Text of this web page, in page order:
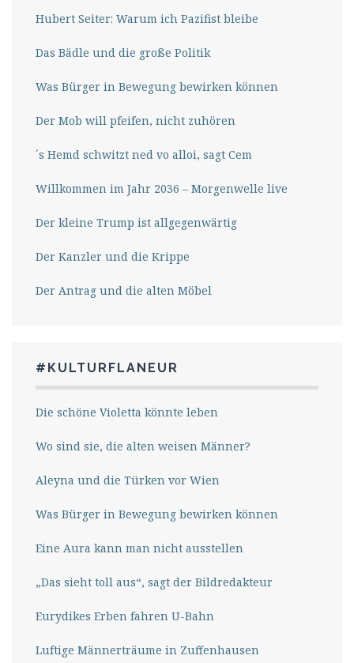
Hubert Seiter: Warum ich Pazifist bleibe
Das Bädle und die große Politik
Was Bürger in Bewegung bewirken können
Der Mob will pfeifen, nicht zuhören
´s Hemd schwitzt ned vo alloi, sagt Cem
Willkommen im Jahr 2036 – Morgenwelle live
Der kleine Trump ist allgegenwärtig
Der Kanzler und die Krippe
Der Antrag und die alten Möbel
#KULTURFLANEUR
Die schöne Violetta könnte leben
Wo sind sie, die alten weisen Männer?
Aleyna und die Türken vor Wien
Was Bürger in Bewegung bewirken können
Eine Aura kann man nicht ausstellen
„Das sieht toll aus“, sagt der Bildredakteur
Eurydikes Erben fahren U-Bahn
Luftige Männerträume in Zuffenhausen